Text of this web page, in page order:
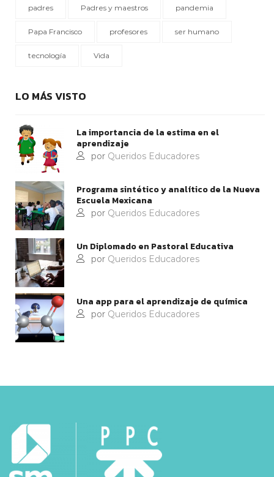
padres Padres y maestros pandemia
Papa Francisco profesores ser humano
tecnología Vida
LO MÁS VISTO
La importancia de la estima en el
aprendizaje
por Queridos Educadores
Programa sintético y analítico de la Nueva
Escuela Mexicana
por Queridos Educadores
Un Diplomado en Pastoral Educativa
por Queridos Educadores
Una app para el aprendizaje de química
por Queridos Educadores